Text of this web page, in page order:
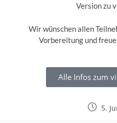
Version zu
Wir wünschen allen
Vorbereitung und
Alle Infos zum
5.